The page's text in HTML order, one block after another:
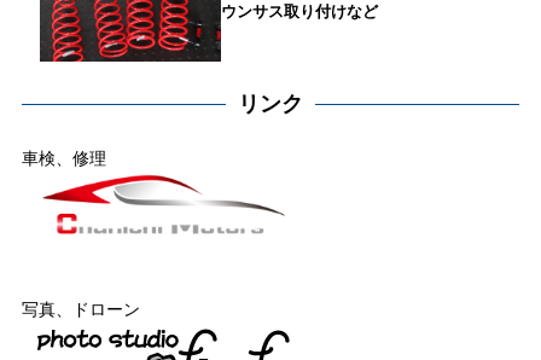
ウンサス取り付けなど
リンク
車検、修理
写真、ドローン